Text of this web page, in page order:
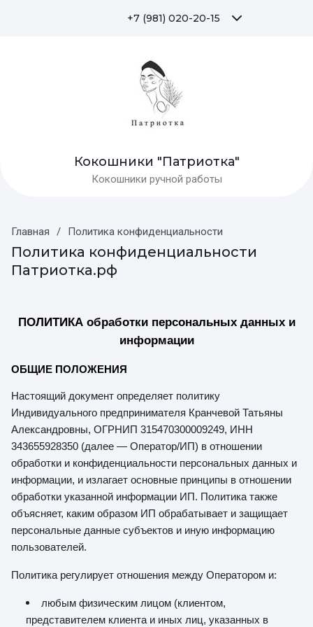
+7 (981) 020-20-15
Кокошники "Патриотка"
Кокошники ручной работы
Главная / Политика конфиденциальности
Политика конфиденциальности
Патриотка.рф
ПОЛИТИКА обработки персональных данных и
информации
ОБЩИЕ ПОЛОЖЕНИЯ
Настоящий документ определяет политику
Индивидуального предпринимателя Кранчевой Татьяны
Александровны, ОГРНИП 315470300009249, ИНН
343655928350 (далее — Оператор/ИП) в отношении
обработки и конфиденциальности персональных данных и
информации, и излагает основные принципы в отношении
обработки указанной информации ИП. Политика также
объясняет, каким образом ИП обрабатывает и защищает
персональные данные субъектов и иную информацию
пользователей.
Политика регулирует отношения между Оператором и:
любым физическим лицом (клиентом,
представителем клиента и иных лиц, указанных в